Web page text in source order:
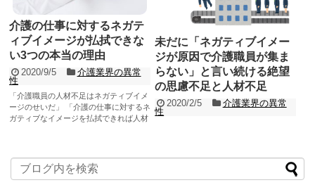
介護の仕事に対するネガテ
ィブイメージが払拭できな
い3つの本当の理由
2020/9/5
介護業界の異常
性
「介護職員の人材不足はネガティブイメ
ージのせいだ」 「介護の仕事に対するネ
ガティブなイメージを払拭できれば人材
未だに「ネガティブイメー
ジが原因で介護職員が集ま
らない」と言い続ける絶望
の思慮不足と人材不足
2020/2/5
介護業界の異常
性
「2025年問...